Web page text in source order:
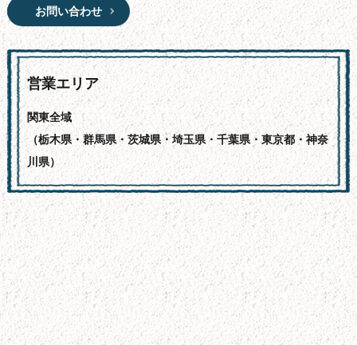
お問い合わせ
営業エリア
関東全域
（栃木県・群馬県・茨城県・埼玉県・千葉県・東京都・神奈
川県）